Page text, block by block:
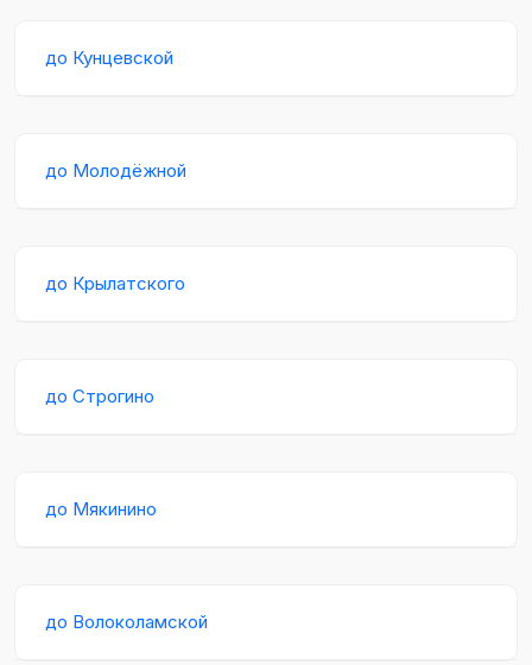
до Кунцевской
до Молодёжной
до Крылатского
до Строгино
до Мякинино
до Волоколамской